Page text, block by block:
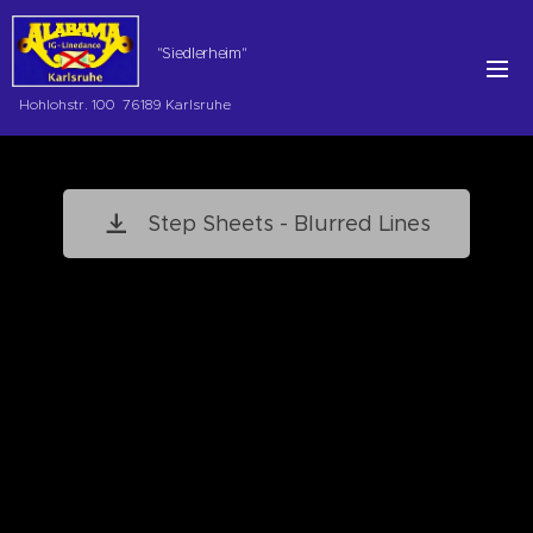
"Siedlerheim"
Hohlohstr. 100 76189 Karlsruhe
Step Sheets - Blurred Lines